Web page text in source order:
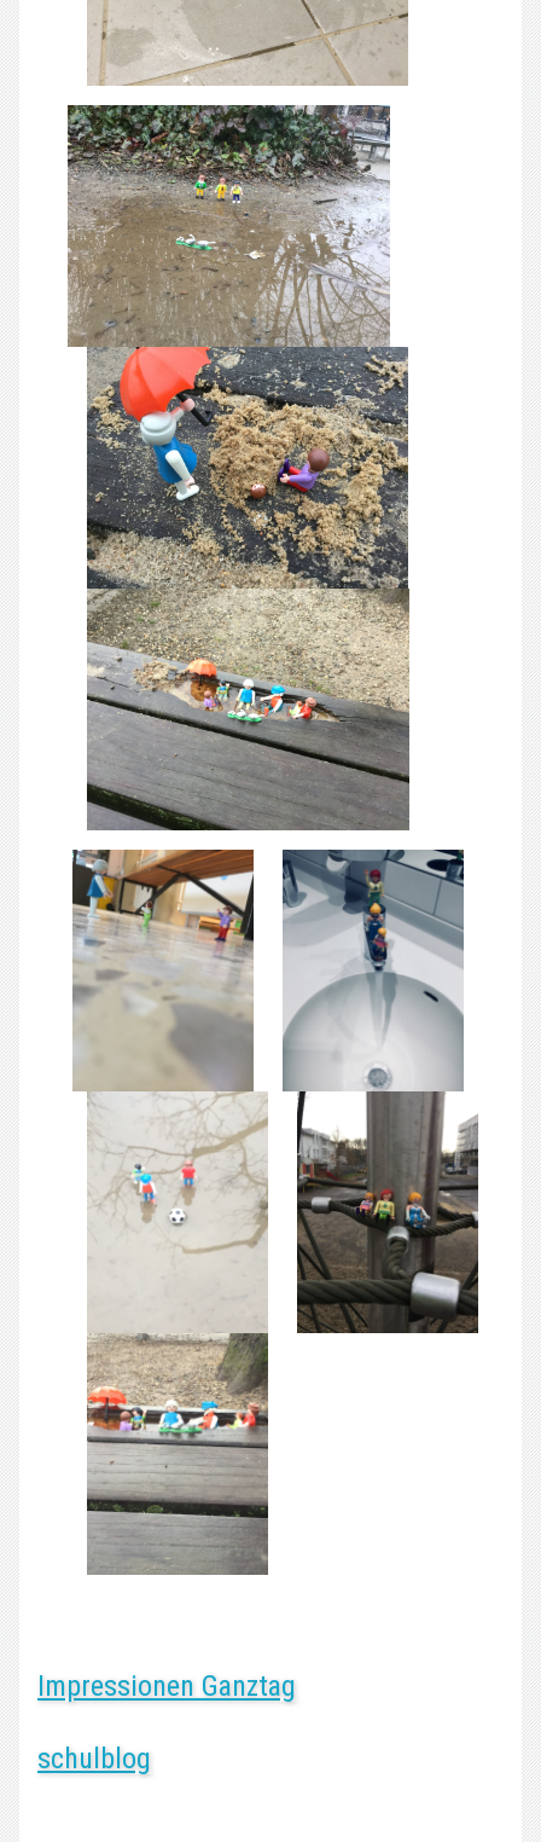
Impressionen Ganztag
schulblog